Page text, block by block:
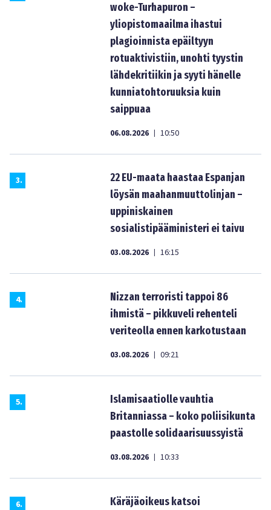
woke-Turhapuron –
yliopistomaailma ihastui
plagioinnista epäiltyyn
rotuaktivistiin, unohti tyystin
lähdekritiikin ja syyti hänelle
kunniatohtoruuksia kuin
saippuaa
06.08.2026 | 10:50
3.
22 EU-maata haastaa Espanjan
löysän maahanmuuttolinjan –
uppiniskainen
sosialistipääministeri ei taivu
03.08.2026 | 16:15
4.
Nizzan terroristi tappoi 86
ihmistä – pikkuveli rehenteli
veriteolla ennen karkotustaan
03.08.2026 | 09:21
5.
Islamisaatiolle vauhtia
Britanniassa – koko poliisikunta
paastolle solidaarisuussyistä
03.08.2026 | 10:33
6.
Käräjäoikeus katsoi